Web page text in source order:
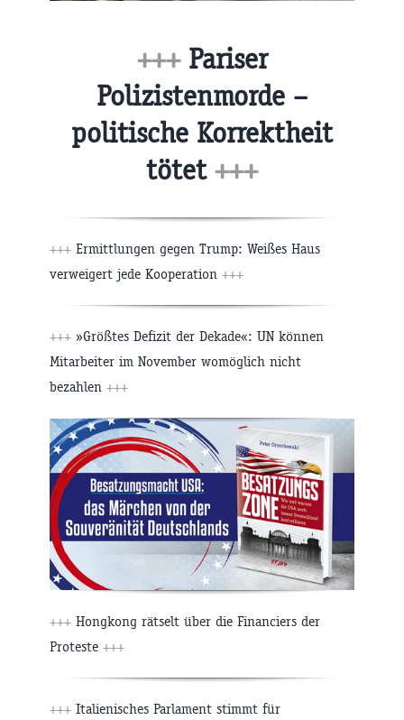
+++Pariser
Polizistenmorde –
politische Korrektheit
tötet +++
+++ Ermittlungen gegen Trump: Weißes Haus
verweigert jede Kooperation +++
+++ »Größtes Defizit der Dekade«: UN können
Mitarbeiter im November womöglich nicht
bezahlen +++
+++ Hongkong rätselt über die Financiers der
Proteste +++
+++ Italienisches Parlament stimmt für